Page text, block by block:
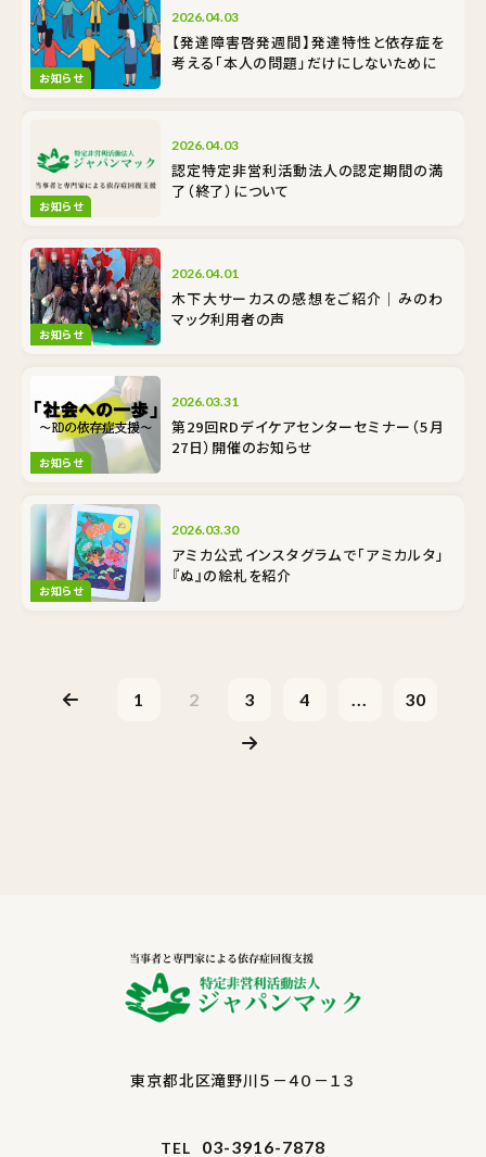
お知らせ
2026.04.03
【発達障害啓発週間】発達特性と依存症を
考える――「本人の問題」だけにしないために
お知らせ
2026.04.03
認定特定非営利活動法人の認定期間の満
了（終了）について
お知らせ
2026.04.01
木下大サーカスの感想をご紹介｜みのわ
マック利用者の声
お知らせ
2026.03.31
第29回RDデイケアセンターセミナー（5月
27日）開催のお知らせ
お知らせ
2026.03.30
アミカ公式インスタグラムで「アミカルタ」
『ぬ』の絵札を紹介
1 2 3 4 ... 30
東京都北区滝野川５－４０－１３
TEL 03-3916-7878